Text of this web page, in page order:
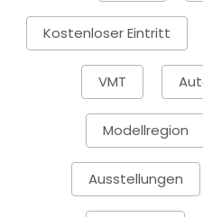
Kostenloser Eintritt
VMT
Modellregion
Ausstellungen